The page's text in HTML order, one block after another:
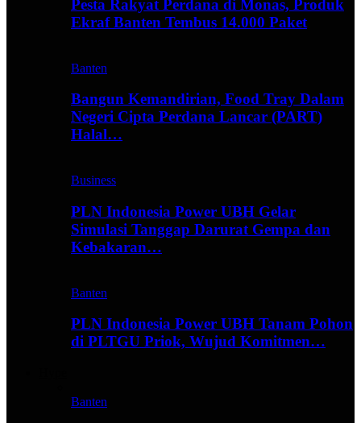
Pesta Rakyat Perdana di Monas, Produk
Ekraf Banten Tembus 14.000 Paket
Banten
Bangun Kemandirian, Food Tray Dalam
Negeri Cipta Perdana Lancar (PART)
Halal…
Business
PLN Indonesia Power UBH Gelar
Simulasi Tanggap Darurat Gempa dan
Kebakaran…
Banten
PLN Indonesia Power UBH Tanam Pohon
di PLTGU Priok, Wujud Komitmen…
Banten